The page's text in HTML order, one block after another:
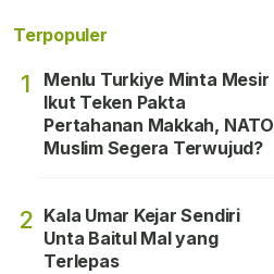
Terpopuler
1
Menlu Turkiye Minta Mesir
Ikut Teken Pakta
Pertahanan Makkah, NATO
Muslim Segera Terwujud?
2 Kala Umar Kejar Sendiri
Unta Baitul Mal yang
Terlepas